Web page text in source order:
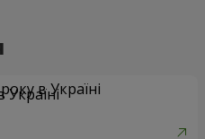
в Україні